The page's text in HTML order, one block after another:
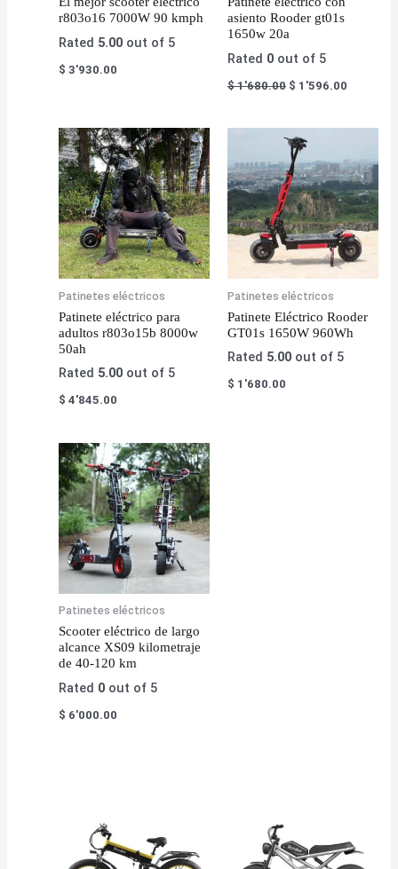
r803o16 7000W 90 kmph
Rated 5.00 out of 5
$ 3'930.00
asiento Rooder gt01s
1650w 20a
Rated 0out of 5
$1'680.00 $ 1'596.00
Patinetes eléctricos
Patinete eléctrico para
adultos r803o15b 8000w
50ah
Rated 5.00 out of 5
$ 4'845.00
Patinetes eléctricos
Patinete Eléctrico Rooder
GT01s 1650W 960Wh
Rated 5.00out of 5
$ 1'680.00
Patinetes eléctricos
Scooter eléctrico de largo
alcance XS09 kilometraje
de 40-120 km
Rated 0 out of 5
$ 6'000.00